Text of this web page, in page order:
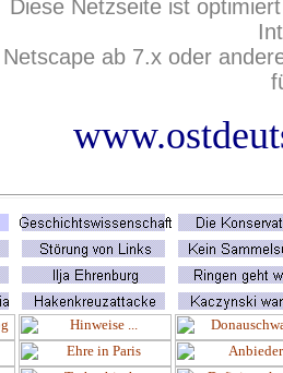
Diese Netzseite ist
Netscape ab 7.x oder